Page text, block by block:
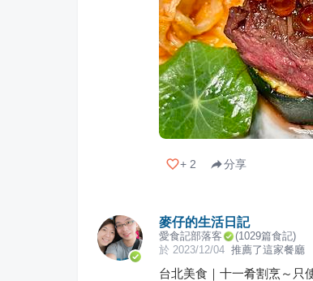
+ 2 分享
麥仔的生活日記
愛食記部落客 (1029篇食記)
於 2023/12/04 推薦了這家餐廳
台北美食｜十一肴割烹～只